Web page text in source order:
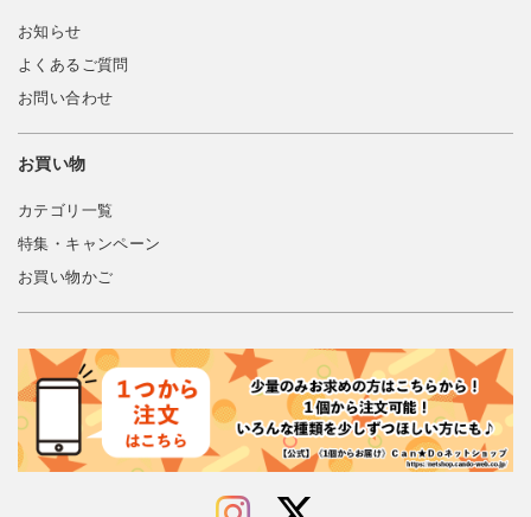
お知らせ
よくあるご質問
お問い合わせ
お買い物
カテゴリ一覧
特集・キャンペーン
お買い物かご